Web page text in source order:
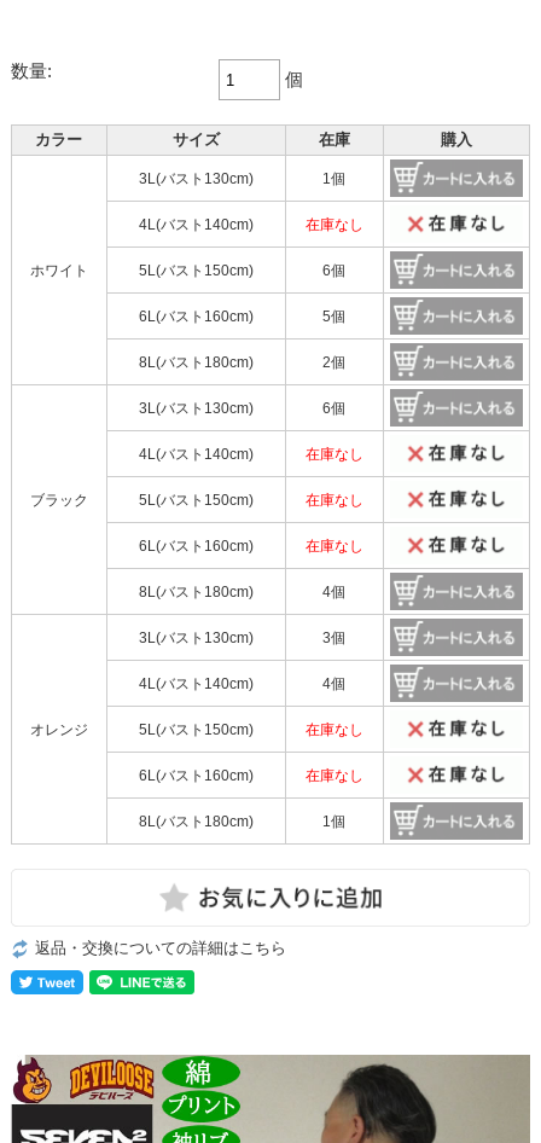
数量: 個
カラー サイズ 在庫 購入
ホワイト
3L(バスト130cm) 1個
4L(バスト140cm) 在庫なし
5L(バスト150cm) 6個
6L(バスト160cm) 5個
8L(バスト180cm) 2個
ブラック
3L(バスト130cm) 6個
4L(バスト140cm) 在庫なし
5L(バスト150cm) 在庫なし
6L(バスト160cm) 在庫なし
8L(バスト180cm) 4個
オレンジ
3L(バスト130cm) 3個
4L(バスト140cm) 4個
5L(バスト150cm) 在庫なし
6L(バスト160cm) 在庫なし
8L(バスト180cm) 1個
返品・交換についての詳細はこちら